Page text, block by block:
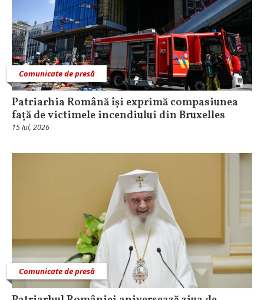
Comunicate de presă
Patriarhia Română își exprimă compasiunea
față de victimele incendiului din Bruxelles
15 Iul, 2026
Comunicate de presă